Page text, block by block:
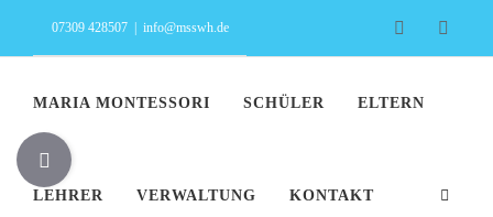
Inhalt
07309 428507 info@msswh.de Facebook
MARIA MONTESSORI SCHÜLER ELTERN
LEHRER VERWALTUNG KONTAKT
Toggle
Sliding